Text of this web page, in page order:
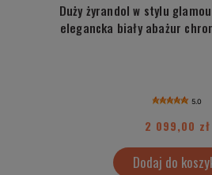
Duży żyrandol w stylu
elegancka biały abażur
5.0
2 099,00 zł
Dodaj do